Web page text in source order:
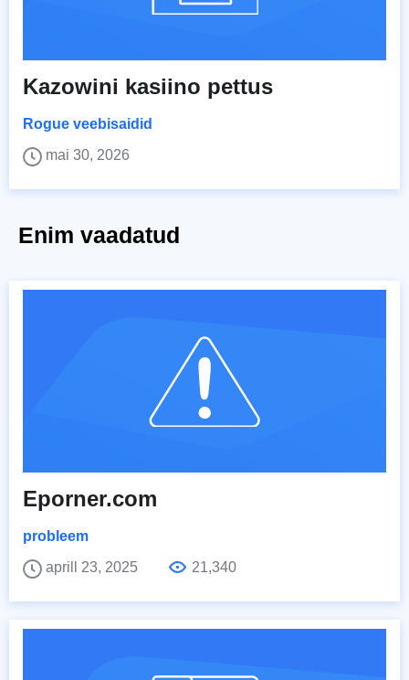
Kazowini kasiino pettus
Rogue veebisaidid
mai 30, 2026
Enim vaadatud
Eporner.com
probleem
aprill 23, 2025
21,340